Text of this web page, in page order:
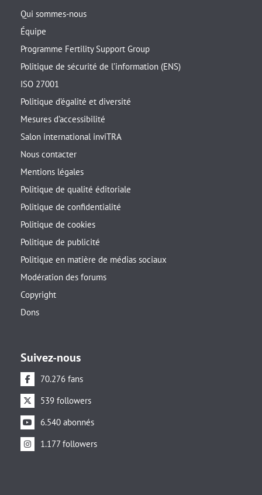
Qui sommes-nous
Équipe
Programme Fertility Support Group
Politique de sécurité de l’information (ENS)
ISO 27001
Politique d’égalité et diversité
Mesures d’accessibilité
Salon international inviTRA
Nous contacter
Mentions légales
Politique de qualité éditoriale
Politique de confidentialité
Politique de cookies
Politique de publicité
Politique en matière de médias sociaux
Modération des forums
Copyright
Dons
Suivez-nous
70.276 fans
539 followers
6.540 abonnés
1.177 followers